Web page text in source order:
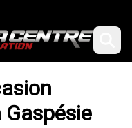
Gaspésie